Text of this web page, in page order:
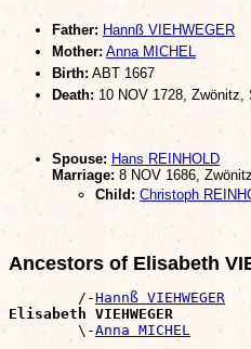
Father: Hannß VIEHWEGER
Mother: Anna MICHEL
Birth: ABT 1667
Death: 10 NOV 1728, Zwönitz,
Spouse: Hans REINHOLD
Marriage: 8 NOV 1686,
Child: Christoph
Ancestors of Elisabeth
        /-
Hannß VIEHWEGER
Elisabeth VIEHWEGER
\-Anna MICHEL